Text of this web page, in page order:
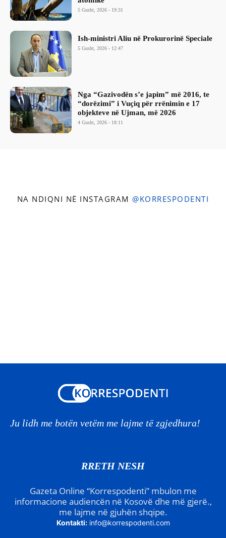
5 Gusht, 2026 - 19:31
Ish-ministri ​Aliu në Prokurorinë Speciale
5 Gusht, 2026 - 12:47
Nga “Gazivodën s’e japim” më 2016, te
“dorëzimi” i Vuçiq për rrënimin e 17
objekteve në Ujman, më 2026
4 Gusht, 2026 - 18:11
NA NDIQNI NË INSTAGRAM @KORRESPODENTI
Ju lidh me botën vetëm me lajme të zgjedhura!
RRETH NESH
Gazeta Online “Korrespodenti” mbulon me
informacione audiencën në Kosovë dhe më gjerë.,
me lajme në gjuhën shqipe.
Kontakti: info@korrespodenti.com